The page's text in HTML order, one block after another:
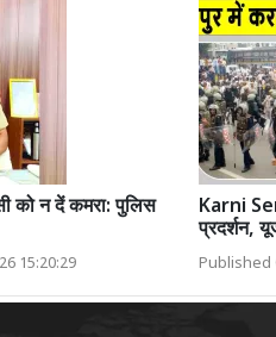
को न दें कमरा: पुलिस
15:20:29
Karni
प्रदर्शन,
Published